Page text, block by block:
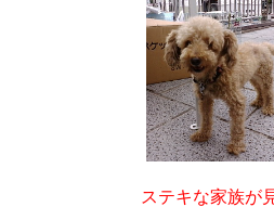
ステキな家族が